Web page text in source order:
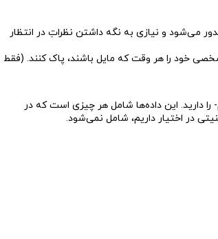
می‌شود و نیازی به نگه داشتن نظراتِ در انتظار
شخصی خود را هر وقت که مایل باشند، پاک کنند. (فقط
دارید. این داده‌ها شامل هر چیزی است که در
در اختیار داریم، شامل نمی‌شود.